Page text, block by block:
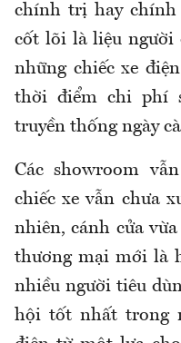
chính trị hay chính
cốt lõi là liệu người
những chiếc xe
thời điểm chi phí
truyền thống ngày
Các showroom
chiếc xe vẫn chưa
nhiên, cánh cửa
thương mại mới là
nhiều người tiêu
hội tốt nhất trong